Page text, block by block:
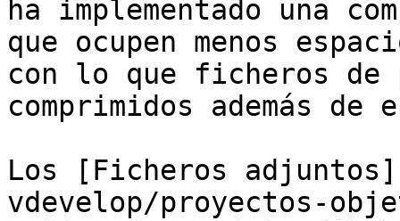
ha implementado una
que ocupen menos
con lo que ficheros de
comprimidos además de
Los [Ficheros
vdevelop/proyectos-